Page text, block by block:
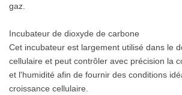
gaz.
Incubateur de dioxyde de carbone
Cet incubateur est largement utilisé dans le
cellulaire et peut contrôler avec précision la
et l'humidité afin de fournir des conditions
croissance cellulaire.